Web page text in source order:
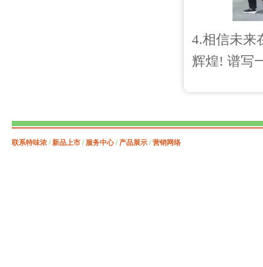
4.相信未来
辉煌! 谱写
联系特味浓 /新品上市 / 服务中心/ 产品展示 /营销网络